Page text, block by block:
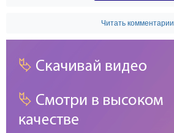
Читать комментарии